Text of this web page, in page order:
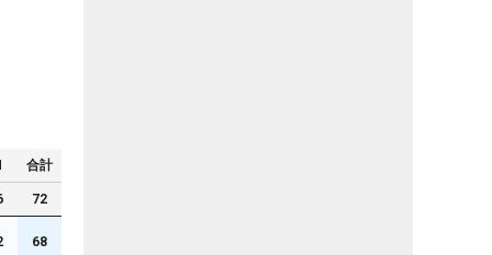
合計
72
68